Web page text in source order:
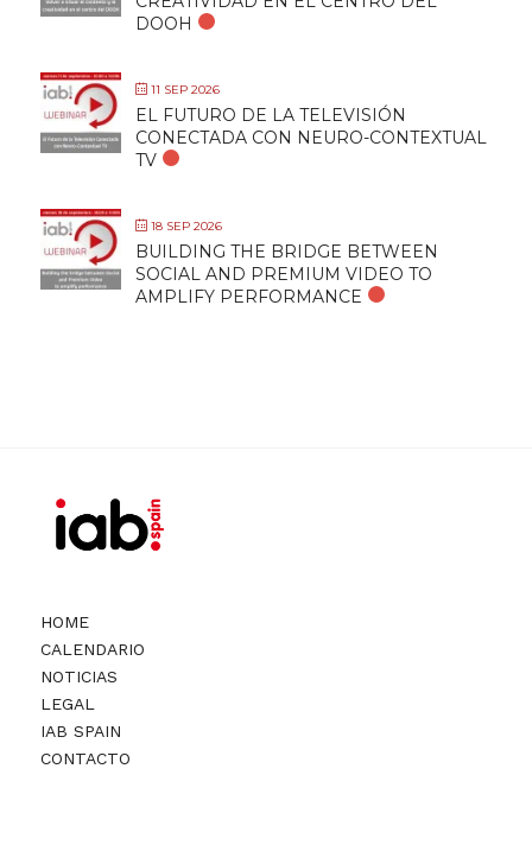
DOOH
11 SEP 2026
EL FUTURO DE LA TELEVISIÓN
CONECTADA CON NEURO-CONTEXTUAL
TV
18 SEP 2026
BUILDING THE BRIDGE BETWEEN
SOCIAL AND PREMIUM VIDEO TO
AMPLIFY PERFORMANCE
HOME
CALENDARIO
NOTICIAS
LEGAL
IAB SPAIN
CONTACTO